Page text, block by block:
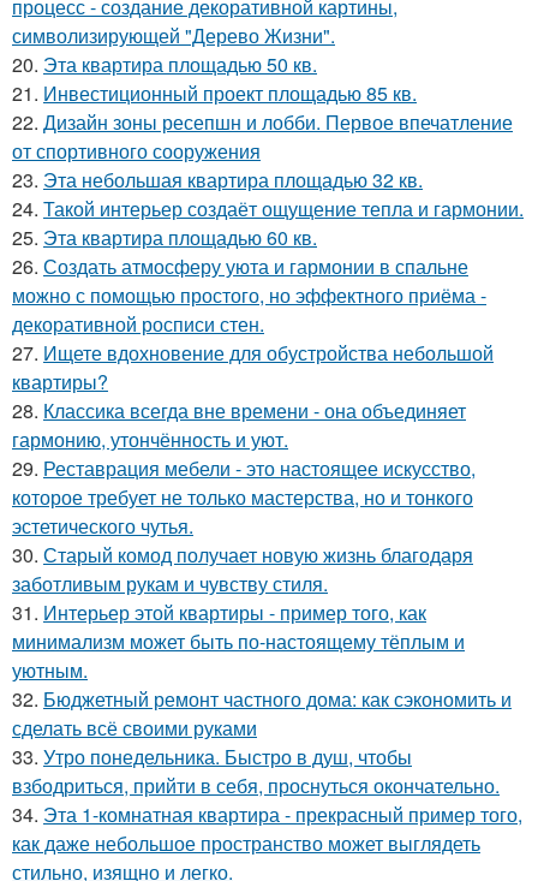
процесс - создание декоративной картины,
символизирующей "Дерево Жизни".
20. Эта квартира площадью 50 кв.
21. Инвестиционный проект площадью 85 кв.
22. Дизайн зоны ресепшн и лобби. Первое впечатление
от спортивного сооружения
23. Эта небольшая квартира площадью 32 кв.
24. Такой интерьер создаёт ощущение тепла и гармонии.
25. Эта квартира площадью 60 кв.
26. Создать атмосферу уюта и гармонии в спальне
можно с помощью простого, но эффектного приёма -
декоративной росписи стен.
27. Ищете вдохновение для обустройства небольшой
квартиры?
28. Классика всегда вне времени - она объединяет
гармонию, утончённость и уют.
29. Реставрация мебели - это настоящее искусство,
которое требует не только мастерства, но и тонкого
эстетического чутья.
30. Старый комод получает новую жизнь благодаря
заботливым рукам и чувству стиля.
31. Интерьер этой квартиры - пример того, как
минимализм может быть по-настоящему тёплым и
уютным.
32. Бюджетный ремонт частного дома: как сэкономить и
сделать всё своими руками
33. Утро понедельника. Быстро в душ, чтобы
взбодриться, прийти в себя, проснуться окончательно.
34. Эта 1-комнатная квартира - прекрасный пример того,
как даже небольшое пространство может выглядеть
стильно, изящно и легко.